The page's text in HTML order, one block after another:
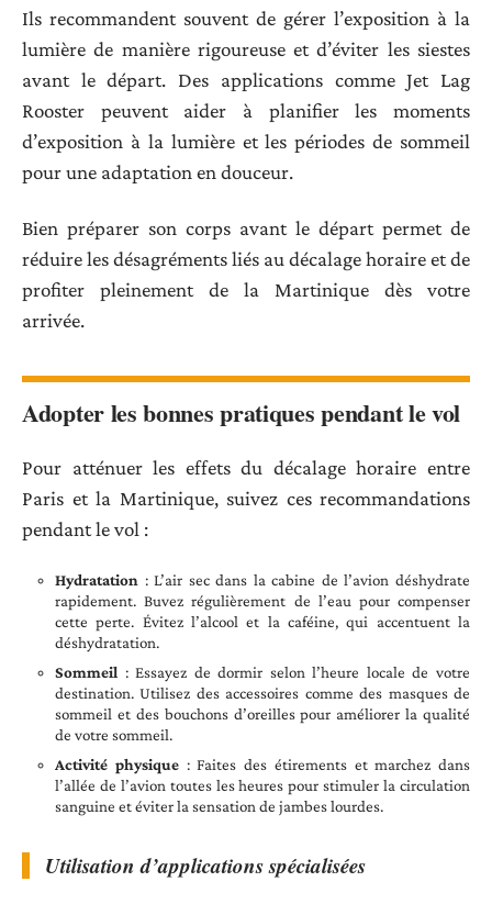
Ils recommandent souvent de gérer l’exposition à la
lumière de manière rigoureuse et d’éviter les siestes
avant le départ. Des applications comme Jet Lag
Rooster peuvent aider à planifier les moments
d’exposition à la lumière et les périodes de sommeil
pour une adaptation en douceur.
Bien préparer son corps avant le départ permet de
réduire les désagréments liés au décalage horaire et de
profiter pleinement de la Martinique dès votre
arrivée.
Adopter les bonnes pratiques pendant le vol
Pour atténuer les effets du décalage horaire entre
Paris et la Martinique, suivez ces recommandations
pendant le vol :
Hydratation : L’air sec dans la cabine de l’avion déshydrate
rapidement. Buvez régulièrement de l’eau pour compenser
cette perte. Évitez l’alcool et la caféine, qui accentuent la
déshydratation.
Sommeil : Essayez de dormir selon l’heure locale de votre
destination. Utilisez des accessoires comme des masques de
sommeil et des bouchons d’oreilles pour améliorer la qualité
de votre sommeil.
Activité physique: Faites des étirements et marchez dans
l’allée de l’avion toutes les heures pour stimuler la circulation
sanguine et éviter la sensation de jambes lourdes.
Utilisation d’applications spécialisées